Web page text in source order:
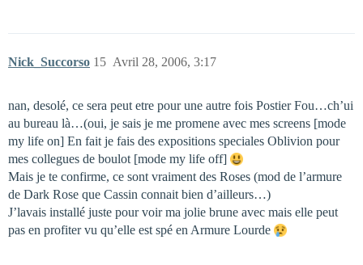
Nick_Succorso Avril 28, 2006, 3:17
15
nan, desolé, ce sera peut etre pour une autre fois Postier Fou…ch’ui
au bureau là…(oui, je sais je me promene avec mes screens [mode
my life on] En fait je fais des expositions speciales Oblivion pour
mes collegues de boulot [mode my life off]
Mais je te confirme, ce sont vraiment des Roses (mod de l’armure
de Dark Rose que Cassin connait bien d’ailleurs…)
J’lavais installé juste pour voir ma jolie brune avec mais elle peut
pas en profiter vu qu’elle est spé en Armure Lourde